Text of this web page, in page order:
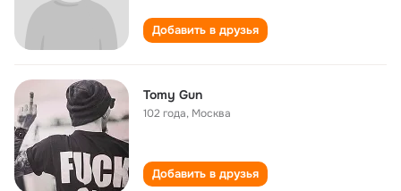
Добавить в друзья
Tomy Gun
102 года, Москва
Добавить в друзья